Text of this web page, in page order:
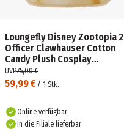
Loungefly Disney Zootopia 2
Officer Clawhauser Cotton
Candy Plush Cosplay
Crossbody Bag
59,99 € / 1 Stk.
UVP75,00 €
Online verfügbar
In die Filiale lieferbar